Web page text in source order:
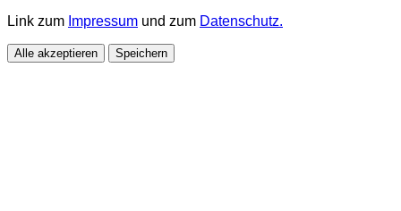
Link zum Impressum und zum Datenschutz.
Alle akzeptieren Speichern